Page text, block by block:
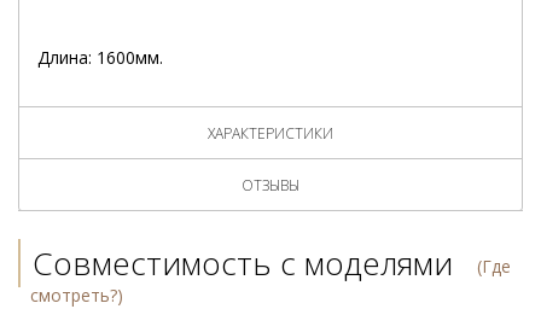
Длина: 1600мм.
ХАРАКТЕРИСТИКИ
ОТЗЫВЫ
Совместимость с моделями
(Где
смотреть?)